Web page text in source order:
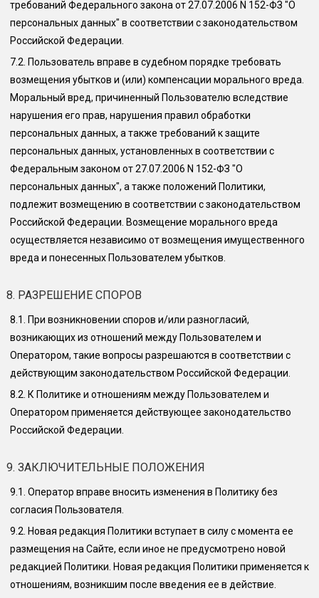
требований Федерального закона от 27.07.2006 N 152-ФЗ "О
персональных данных" в соответствии с законодательством
Российской Федерации.
7.2. Пользователь вправе в судебном порядке требовать
возмещения убытков и (или) компенсации морального вреда.
Моральный вред, причиненный Пользователю вследствие
нарушения его прав, нарушения правил обработки
персональных данных, а также требований к защите
персональных данных, установленных в соответствии с
Федеральным законом от 27.07.2006 N 152-ФЗ "О
персональных данных", а также положений Политики,
подлежит возмещению в соответствии с законодательством
Российской Федерации. Возмещение морального вреда
осуществляется независимо от возмещения имущественного
вреда и понесенных Пользователем убытков.
8. РАЗРЕШЕНИЕ СПОРОВ
8.1.
При возникновении споров и/или разногласий,
возникающих из отношений между Пользователем и
Оператором, такие вопросы разрешаются в соответствии с
действующим законодательством Российской Федерации.
8.2. К Политике и отношениям между Пользователем и
Оператором применяется действующее законодательство
Российской Федерации.
9. ЗАКЛЮЧИТЕЛЬНЫЕ ПОЛОЖЕНИЯ
9.1. Оператор вправе вносить изменения в Политику без
согласия Пользователя.
9.2. Новая редакция Политики вступает в силу с момента ее
размещения на Сайте, если иное не предусмотрено новой
редакцией Политики. Новая редакция Политики применяется к
отношениям, возникшим после введения ее в действие.